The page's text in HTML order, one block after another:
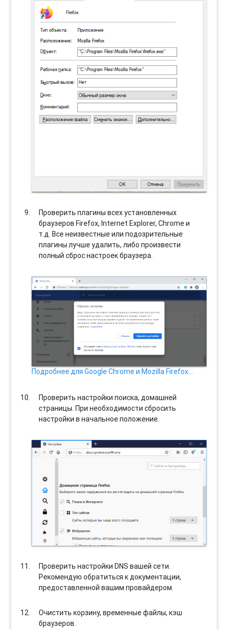
Проверить плагины всех установленных
браузеров Firefox, Internet Explorer, Chrome и
т.д. Все неизвестные или подозрительные
плагины лучше удалить, либо произвести
полный сброс настроек браузера.
Подробнее для Google Chrome и Mozilla Firefox…
Проверить настройки поиска, домашней
страницы. При необходимости сбросить
настройки в начальное положение.
Проверить настройки DNS вашей сети.
Рекомендую обратиться к документации,
предоставленной вашим провайдером.
Очистить корзину, временные файлы, кэш
браузеров.